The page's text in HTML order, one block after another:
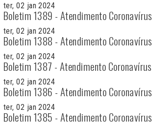
ter, 02 jan 2024
Boletim 1389 - Atendimento Coronavírus
ter, 02 jan 2024
Boletim 1388 - Atendimento Coronavírus
ter, 02 jan 2024
Boletim 1387 - Atendimento Coronavírus
ter, 02 jan 2024
Boletim 1386 - Atendimento Coronavírus
ter, 02 jan 2024
Boletim 1385 - Atendimento Coronavírus